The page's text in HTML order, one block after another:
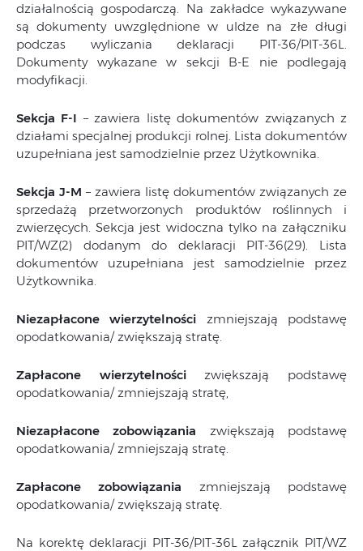
działalnością gospodarczą. Na zakładce wykazywane
są dokumenty uwzględnione w uldze na złe długi
podczas wyliczania deklaracji PIT-36/PIT-36L.
Dokumenty wykazane w sekcji B-E nie podlegają
modyfikacji.
Sekcja F-I – zawiera listę dokumentów związanych z
działami specjalnej produkcji rolnej. Lista dokumentów
uzupełniana jest samodzielnie przez Użytkownika.
Sekcja J-M – zawiera listę dokumentów związanych ze
sprzedażą przetworzonych produktów roślinnych i
zwierzęcych. Sekcja jest widoczna tylko na załączniku
PIT/WZ(2) dodanym do deklaracji PIT-36(29). Lista
dokumentów uzupełniana jest samodzielnie przez
Użytkownika.
Niezapłacone wierzytelności zmniejszają podstawę
opodatkowania/ zwiększają stratę.
Zapłacone wierzytelnościzwiększają podstawę
opodatkowania/ zmniejszają stratę,
Niezapłacone zobowiązania zwiększają podstawę
opodatkowania/ zmniejszają stratę.
Zapłacone zobowiązania zmniejszają podstawę
opodatkowania/ zwiększają stratę.
Na korektę deklaracji PIT-36/PIT-36L załącznik PIT/WZ